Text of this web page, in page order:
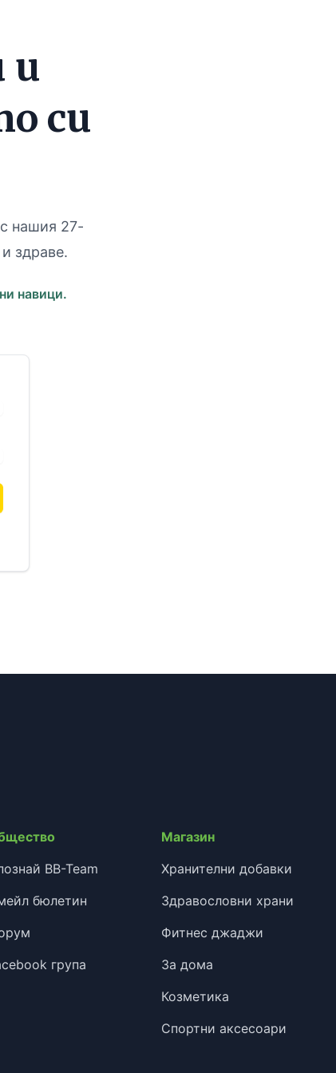
и
си
нашия 27-
здраве.
навици.
BB-Team
бюлетин
група
Магазин
Хранителни добавки
Здравословни храни
Фитнес джаджи
За дома
Козметика
Спортни аксесоари